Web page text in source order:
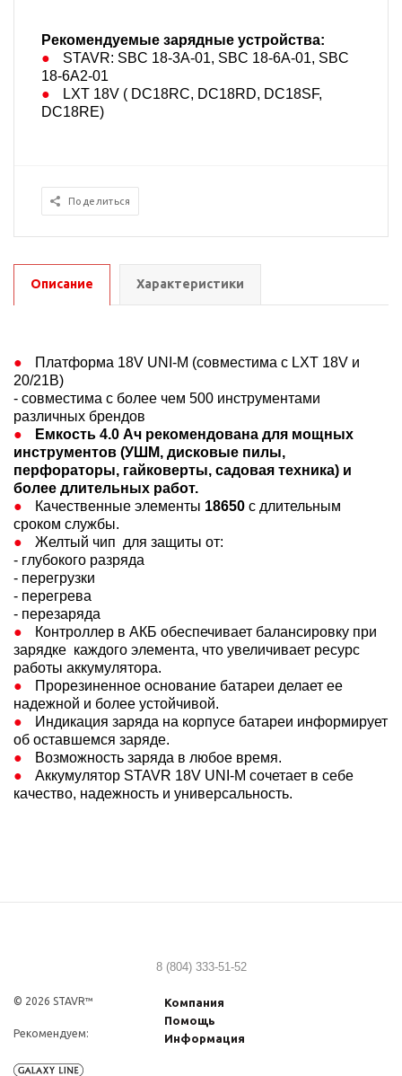
Рекомендуемые зарядные устройства:
STAVR: SBC 18-3A-01, SBC 18-6A-01, SBC
18-6A2-01​
LXT 18V ( DC18RC, DC18RD, DC18SF,
DC18RE)
Поделиться
Описание Характеристики
Платформа 18V UNI-M (совместима с LXT 18V и
20/21В)​
- совместима с более чем 500 инструментами
различных брендов​
Емкость 4.0 Ач рекомендована для мощных
инструментов (УШМ, дисковые пилы,
перфораторы, гайковерты, садовая техника) и
более длительных работ.​
Качественные элементы 18650 с длительным
сроком службы.​
Желтый чип для защиты от:​
- глубокого разряда​
- перегрузки​
- перегрева ​
- перезаряда​
Контроллер в АКБ обеспечивает балансировку при
зарядке каждого элемента, что увеличивает ресурс
работы аккумулятора.​
Прорезиненное основание батареи делает ее
надежной и более устойчивой.​
Индикация заряда на корпусе батареи информирует
об оставшемся заряде.​
Возможность заряда в любое время.​
Аккумулятор STAVR 18V UNI-M сочетает в себе
качество, надежность и универсальность.
8 (804) 333-51-52
© 2026 STAVR™
Рекомендуем:
Компания
Помощь
Информация